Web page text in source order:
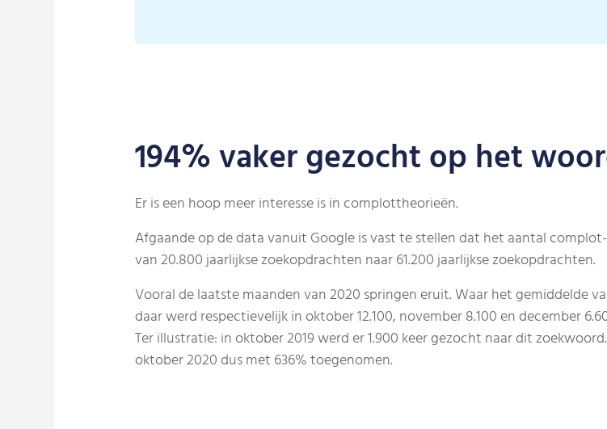
194% vaker gezocht op het
Er is een hoop meer interesse is in complottheorieën.
Afgaande op de data vanuit Google is vast te stellen dat het aantal
van 20.800 jaarlijkse zoekopdrachten naar 61.200 jaarlijkse zoekopdrachten.
Vooral de laatste maanden van 2020 springen eruit. Waar het gemiddelde
daar werd respectievelijk in oktober 12.100, november 8.100 en december
Ter illustratie: in oktober 2019 werd er 1.900 keer gezocht naar dit
oktober 2020 dus met 636% toegenomen.